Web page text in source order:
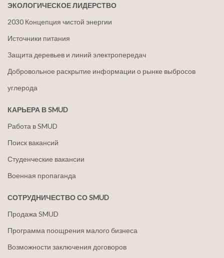
ЭКОЛОГИЧЕСКОЕ ЛИДЕРСТВО
2030 Концепция чистой энергии
Источники питания
Защита деревьев и линий электропередач
Добровольное раскрытие информации о рынке выбросов
углерода
КАРЬЕРА В SMUD
Работа в SMUD
Поиск вакансий
Студенческие вакансии
Военная пропаганда
СОТРУДНИЧЕСТВО СО SMUD
Продажа SMUD
Программа поощрения малого бизнеса
Возможности заключения договоров